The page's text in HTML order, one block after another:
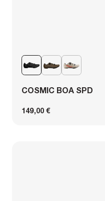
COSMIC BOA SPD
149,00 €